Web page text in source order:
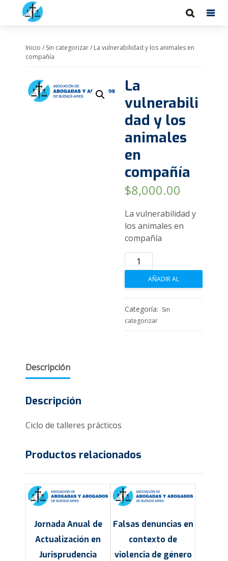
Inicio / Sin categorizar/ La vulnerabilidad y los animales en
compañía
La
vulnerabili
dad y los
animales
en
compañía
$8,000.00
La vulnerabilidad y
los animales en
compañía
vulnerabilidad
animales
en
compañía
AÑADIR AL
CARRITO
Categoría: Sin
categorizar
Descripción
Descripción
Ciclo de talleres prácticos
Productos relacionados
Jornada Anual de
Actualización en
Jurisprudencia
Falsas denuncias en
contexto de
violencia de género